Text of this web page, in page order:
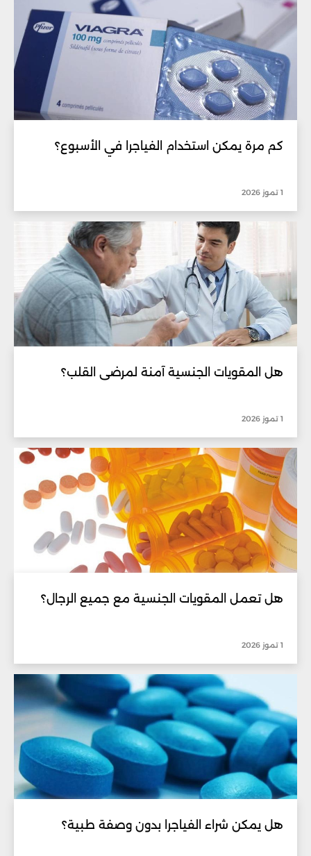
كم مرة يمكن استخدام الفياجرا في الأسبوع؟
1 تموز 2026
هل المقويات الجنسية آمنة لمرضى القلب؟
1 تموز 2026
هل تعمل المقويات الجنسية مع جميع الرجال؟
1 تموز 2026
هل يمكن شراء الفياجرا بدون وصفة طبية؟